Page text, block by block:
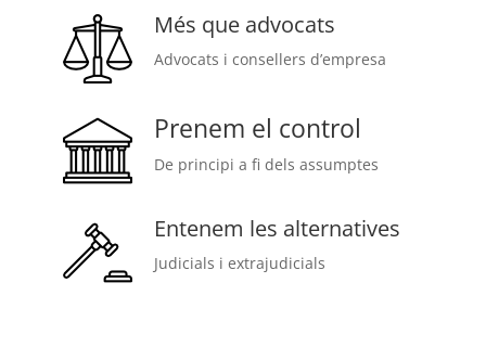
Més que advocats
Advocats i consellers d’empresa
Prenem el control
De principi a fi dels assumptes
Entenem les alternatives
Judicials i extrajudicials